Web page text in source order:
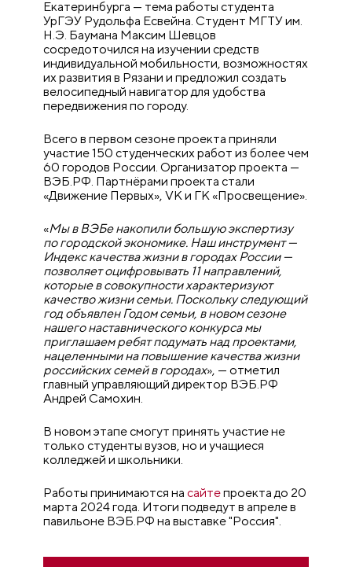
Екатеринбурга — тема работы студента
УрГЭУ Рудольфа Есвейна. Студент МГТУ им.
Н.Э. Баумана Максим Шевцов
сосредоточился на изучении средств
индивидуальной мобильности, возможностях
их развития в Рязани и предложил создать
велосипедный навигатор для удобства
передвижения по городу.
Всего в первом сезоне проекта приняли
участие 150 студенческих работ из более чем
60 городов России. Организатор проекта —
ВЭБ.РФ. Партнёрами проекта стали
«Движение Первых», VK и ГК «Просвещение».
«Мы в ВЭБе накопили большую экспертизу
по городской экономике. Наш инструмент —
Индекс качества жизни в городах России —
позволяет оцифровывать 11 направлений,
которые в совокупности характеризуют
качество жизни семьи. Поскольку следующий
год объявлен Годом семьи, в новом сезоне
нашего наставнического конкурса мы
приглашаем ребят подумать над проектами,
нацеленными на повышение качества жизни
российских семей в городах», — отметил
главный управляющий директор ВЭБ.РФ
Андрей Самохин.
В новом этапе смогут принять участие не
только студенты вузов, но и учащиеся
колледжей и школьники.
Работы принимаются насайтепроекта до 20
марта 2024 года. Итоги подведут в апреле в
павильоне ВЭБ.РФ на выставке "Россия".